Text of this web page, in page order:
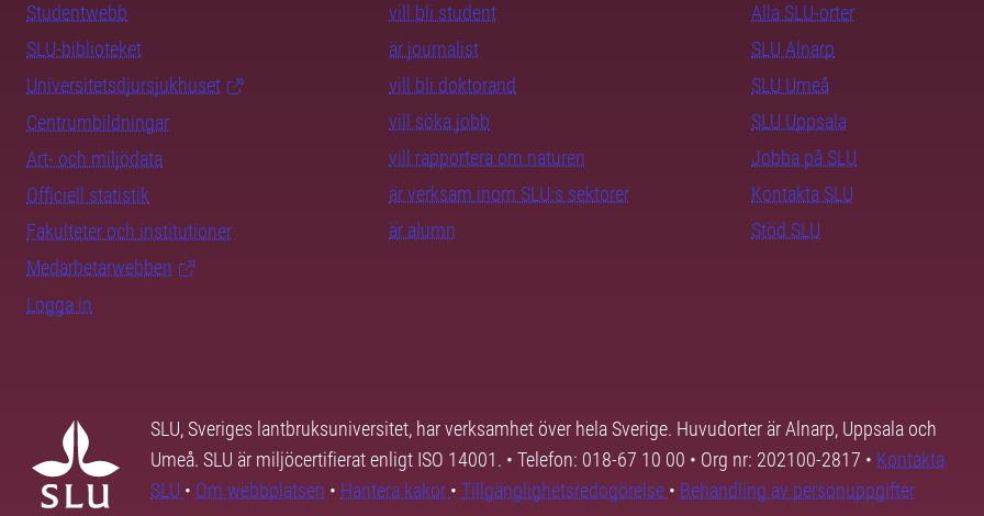
Studentwebb
SLU-biblioteket
Universitetsdjursjukhuset
Centrumbildningar
Art- och miljödata
Officiell statistik
Fakulteter och institutioner
Medarbetarwebben
Logga in
vill bli student
är journalist
vill bli doktorand
vill söka jobb
vill rapportera om naturen
är verksam inom SLU:s sektorer
är alumn
Alla SLU-orter
SLU Alnarp
SLU Umeå
SLU Uppsala
Jobba på SLU
Kontakta SLU
Stöd SLU
SLU, Sveriges lantbruksuniversitet, har verksamhet över hela Sverige. Huvudorter är Alnarp, Uppsala och
Umeå. SLU är miljöcertifierat enligt ISO 14001. • Telefon: 018-67 10 00 • Org nr: 202100-2817 • Kontakta
SLU • Om webbplatsen • Hantera kakor • Tillgänglighetsredogörelse • Behandling av personuppgifter